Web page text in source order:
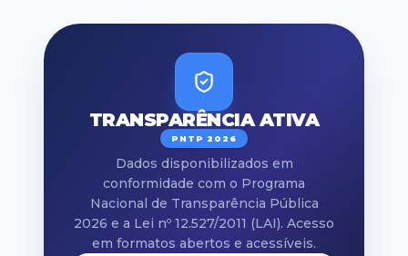
TRANSPARÊNCIA ATIVA
PNTP 2026
Dados disponibilizados em
conformidade com o Programa
Nacional de Transparência Pública
2026 e a Lei nº 12.527/2011 (LAI). Acesso
em formatos abertos e acessíveis.